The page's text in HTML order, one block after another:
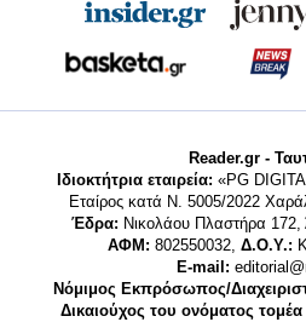
Reader.gr -
Ιδιοκτήτρια εταιρεία: «PG
Εταίρος κατά Ν. 5005/2022
Έδρα: Νικολάου Πλαστήρα 172,
ΑΦΜ: 802550032, Δ.Ο.Υ.:
E-mail:
Νόμιμος Εκπρόσωπος/
Δικαιούχος του ονόματος